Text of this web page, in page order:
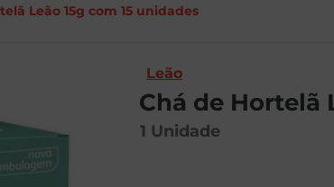
Leão 15g com 15 unidades
Leão
Chá de Hortelã
1 Unidade